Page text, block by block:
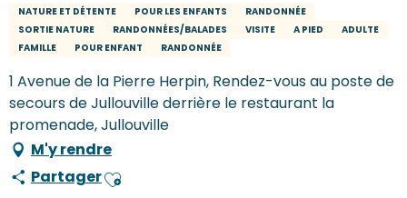
NATURE ET DÉTENTE POUR LES ENFANTS
RANDONNÉE
SORTIE NATURE
RANDONNÉES/BALADES VISITE A PIED
ADULTE
FAMILLE
POUR ENFANT RANDONNÉE
1 Avenue de la Pierre Herpin, Rendez-vous au poste de
secours de Jullouville derrière le restaurant la
promenade, Jullouville
M'y rendre
PartagerAjouter aux favoris